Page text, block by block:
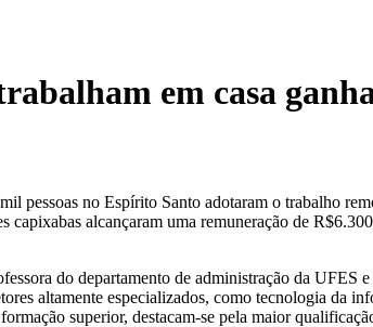
em casa
no Espírito Santo adotaram o trabalho
alcançaram uma remuneração de
do departamento de administração da UFES
altamente especializados, como tecnologia da
superior, destacam-se pela maior